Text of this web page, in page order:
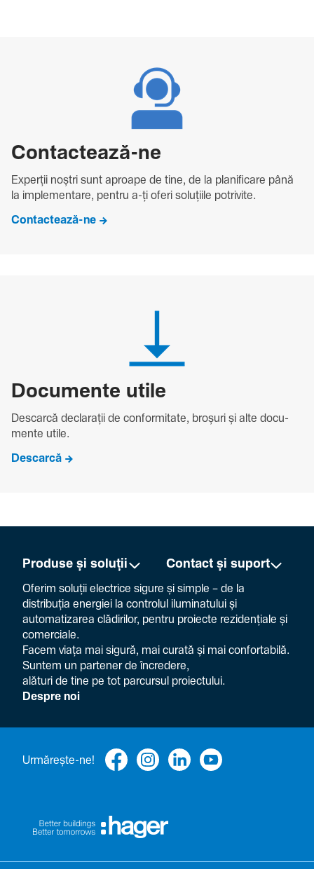
Contac­tează-ne
Experții noștri sunt aproape de tine, de la plani­fi­care până
la imple­men­tare, pentru a-ți oferi solu­țiile potri­vite.
Contactează-ne
Docu­mente utile
Descarcă decla­rații de conformitate, broșuri și alte docu­
mente utile.
Descarcă
Produse și soluții Contact și suport
Oferim soluții electrice sigure și simple – de la
distribuția energiei la controlul ilumi­na­tului și
auto­ma­ti­zarea clădi­rilor, pentru proiecte rezi­den­țiale și
comer­ciale.
Facem viața mai sigură, mai curată și mai confor­ta­bilă.
Suntem un partener de încre­dere,
alături de tine pe tot parcursul proiec­tului.
Despre noi
Urmă­rește-ne!